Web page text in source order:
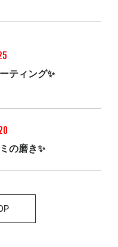
ティング✨
の磨き✨